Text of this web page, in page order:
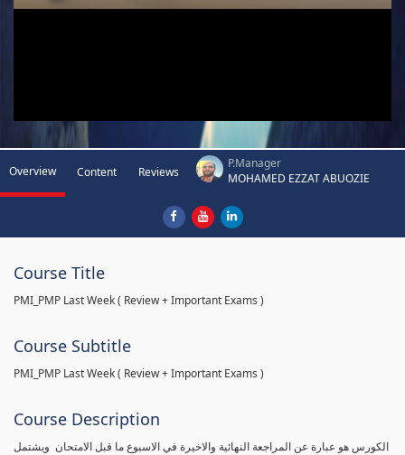
Overview Content Reviews
P.Manager
MOHAMED EZZAT ABUOZIE
Course Title
PMI_PMP Last Week ( Review + Important Exams )
Course Subtitle
PMI_PMP Last Week ( Review + Important Exams )
Course Description
الكورس هو عبارة عن المراجعة النهائية والاخيرة في الاسبوع ما قبل الامتحان ويشتمل